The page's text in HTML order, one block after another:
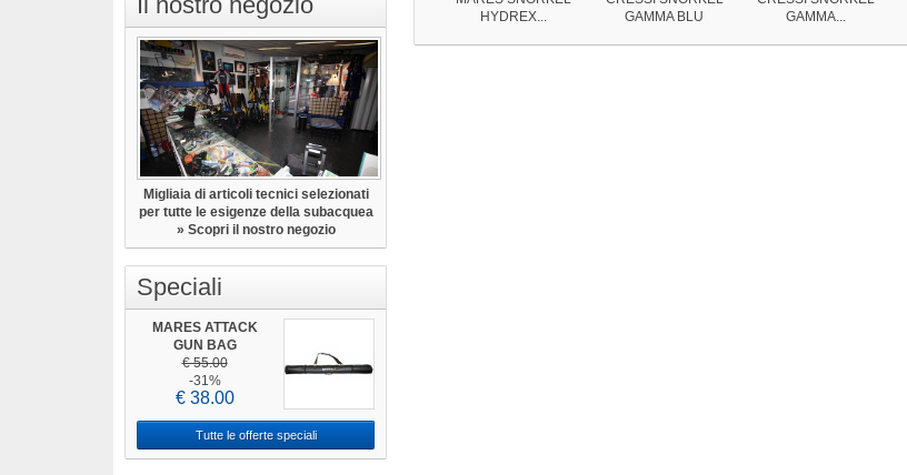
Migliaia di articoli tecnici selezionati
per tutte le esigenze della subacquea
» Scopri il nostro negozio
Speciali
MARES ATTACK
GUN BAG
€ 55.00
-31%
€ 38.00
Tutte le offerte speciali
HYDREX...
GAMMA BLU
GAMMA...